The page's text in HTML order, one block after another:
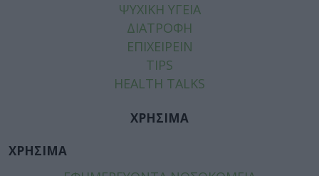
ΨΥΧΙΚΗ ΥΓΕΙΑ
ΔΙΑΤΡΟΦΗ
ΕΠΙΧΕΙΡΕΙΝ
TIPS
HEALTH TALKS
ΧΡΗΣΙΜΑ
ΧΡΗΣΙΜΑ